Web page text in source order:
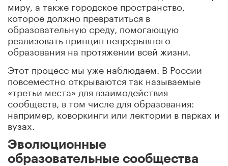
миру, а также городское пространство,
которое должно превратиться в
образовательную среду, помогающую
реализовать принцип непрерывного
образования на протяжении всей жизни.
Этот процесс мы уже наблюдаем. В России
повсеместно открываются так называемые
«третьи места» для взаимодействия
сообществ, в том числе для образования:
например, коворкинги или лектории в парках и
вузах.
Эволюционные
образовательные сообщества